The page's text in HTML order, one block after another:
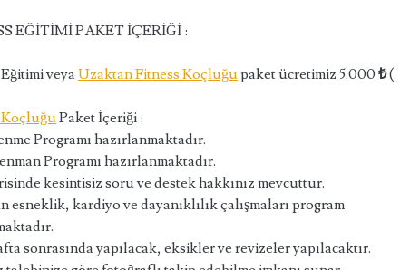
EĞİTİMİ PAKET İÇERİĞİ :
veyaUzaktan Fitness Koçluğupaket ücretimiz 5.000₺(
KoçluğuPaket İçeriği :
Programı hazırlanmaktadır.
Programı hazırlanmaktadır.
kesintisiz soru ve destek hakkınız mevcuttur.
esneklik, kardiyo ve dayanıklılık çalışmaları program
sonrasında yapılacak, eksikler ve revizeler yapılacaktır.